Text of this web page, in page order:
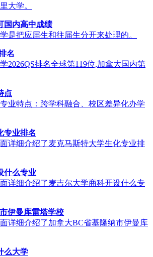
大学。
国内高中成绩
是把应届生和往届生分开来处理的。
名
2026QS排名全球第119位,加拿大国内第
点
业特点：跨学科融合、校区差异化办学
专业排名
详细介绍了麦克马斯特大学生化专业排
什么专业
详细介绍了麦吉尔大学商科开设什么专
伊曼库雷塔学校
详细介绍了加拿大BC省基隆纳市伊曼库
么大学